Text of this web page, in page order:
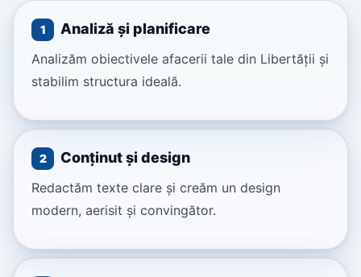
1 Analiză și planificare
Analizăm obiectivele afacerii tale din Libertății și
stabilim structura ideală.
2 Conținut și design
Redactăm texte clare și creăm un design
modern, aerisit și convingător.